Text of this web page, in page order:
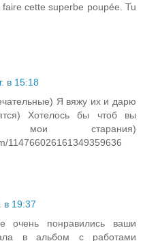
cette superbe poupée. Tu
в 15:18
Я вяжу их и дарю
Хотелось бы чтоб вы
мои старания)
114766026161349359636
в 19:37
очень понравились ваши
в альбом с работами